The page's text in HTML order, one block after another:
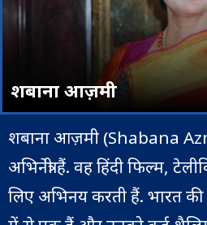
शबाना आज़मी
शबाना आज़मी (Shabana
अभिनेत्री हैं. वह हिंदी फिल्म,
लिए अभिनय करती हैं. भारत की